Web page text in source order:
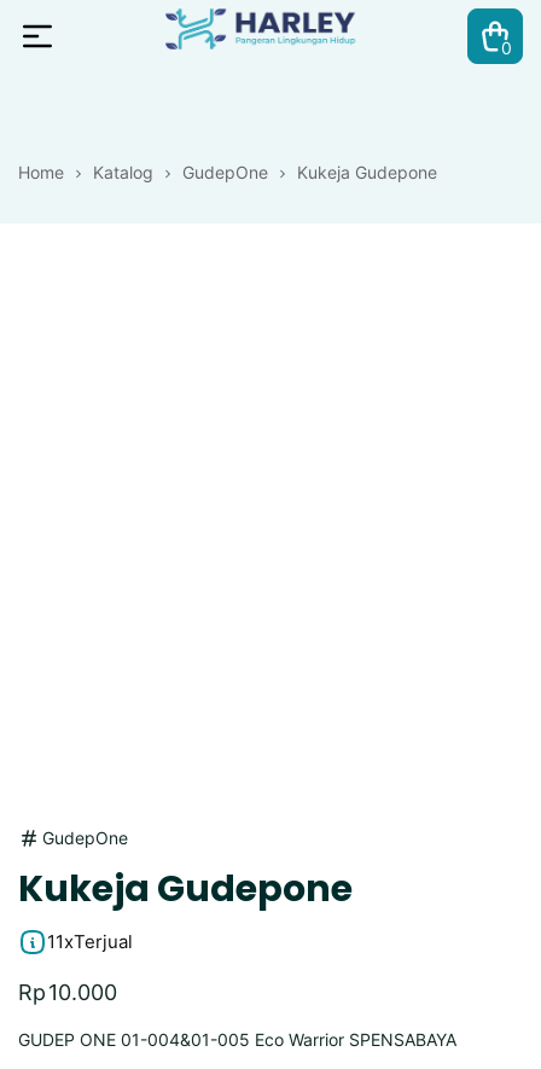
0
Home Katalog GudepOne Kukeja Gudepone
GudepOne
Kukeja Gudepone
11xTerjual
Rp10.000
GUDEP ONE 01-004&01-005 Eco Warrior SPENSABAYA